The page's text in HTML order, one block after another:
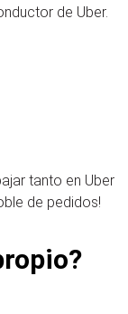
de Uber.
tanto en Uber
de pedidos!